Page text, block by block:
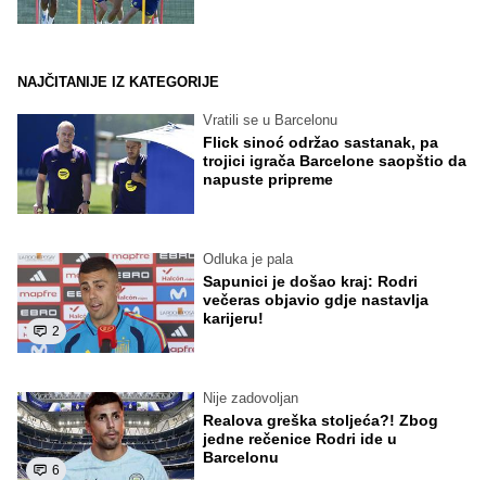
NAJČITANIJE IZ KATEGORIJE
Vratili se u Barcelonu
Flick sinoć održao sastanak, pa
trojici igrača Barcelone saopštio da
napuste pripreme
2
Odluka je pala
Sapunici je došao kraj: Rodri
večeras objavio gdje nastavlja
karijeru!
6
Nije zadovoljan
Realova greška stoljeća?! Zbog
jedne rečenice Rodri ide u
Barcelonu